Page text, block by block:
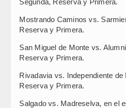
Segunda, Reserva y Primera.
Mostrando Caminos vs.
Reserva y Primera.
San Miguel de Monte vs.
Reserva y Primera.
Rivadavia vs. Independiente de
Reserva y Primera.
Salgado vs. Madreselva, en el